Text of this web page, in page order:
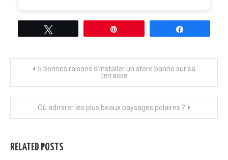
Navigation
l’article
5 bonnes raisons d’installer un store banne sur sa
terrasse
Où admirer les plus beaux paysages polaires ?
RELATED POSTS